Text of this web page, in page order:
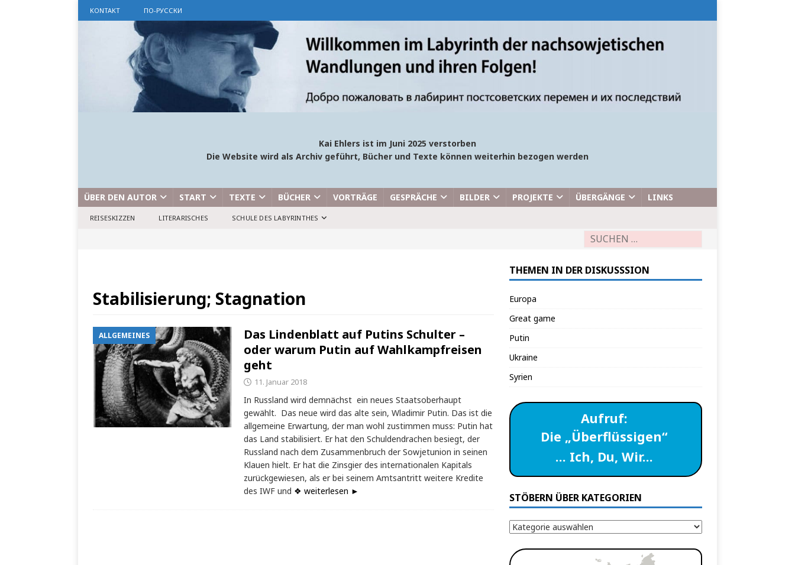
KONTAKT ПО-РУССКИ
Kai Ehlers ist im Juni 2025 verstorben
Die Website wird als Archiv geführt, Bücher und Texte können weiterhin bezogen werden
ÜBER DEN AUTOR START TEXTE BÜCHER VORTRÄGE GESPRÄCHE BILDER PROJEKTE ÜBERGÄNGE LINKS
REISESKIZZEN LITERARISCHES SCHULE DES LABYRINTHES
Stabilisierung; Stagnation
ALLGEMEINES
Das Lindenblatt auf Putins Schulter –
oder warum Putin auf Wahlkampfreisen
geht
11. Januar 2018
In Russland wird demnächst ein neues Staatsoberhaupt
gewählt. Das neue wird das alte sein, Wladimir Putin. Das ist die
allgemeine Erwartung, der man wohl zustimmen muss: Putin hat
das Land stabilisiert. Er hat den Schuldendrachen besiegt, der
Russland nach dem Zusammenbruch der Sowjetunion in seinen
Klauen hielt. Er hat die Zinsgier des internationalen Kapitals
zurückgewiesen, als er bei seinem Amtsantritt weitere Kredite
des IWF und ❖ weiterlesen ►
THEMEN IN DER DISKUSSSION
Europa
Great game
Putin
Ukraine
Syrien
Aufruf:
Die „Überflüssigen“
… Ich, Du, Wir…
STÖBERN ÜBER KATEGORIEN